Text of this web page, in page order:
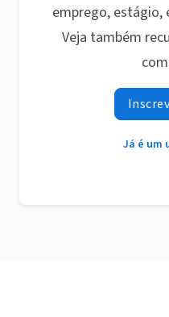
emprego, estágio,
Veja também
Já é um